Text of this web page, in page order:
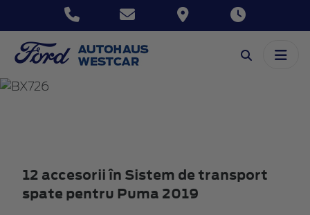
PUMA
12 accesorii în Sistem de transport
spate pentru Puma 2019